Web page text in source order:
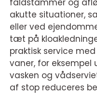
faldstammer og
akutte situationer,
eller ved
tæt på
praktisk service
vaner, for
vasken og
af stop reduceres